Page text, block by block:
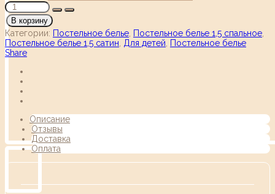
В корзину
Категории: Постельное белье Постельное белье 1,5 спальное
Постельное белье 1,5 сатин
Для детей
Постельное белье
Share
Описание
Отзывы
Доставка
Оплата